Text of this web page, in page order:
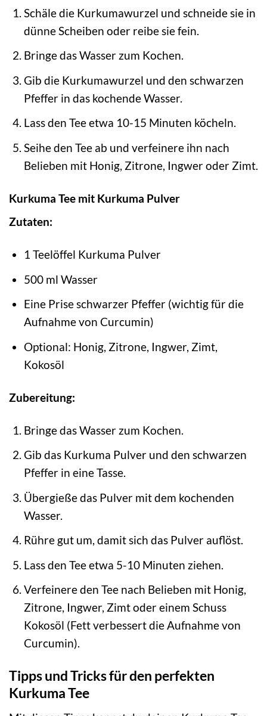
Schäle die Kurkumawurzel und schneide sie in
dünne Scheiben oder reibe sie fein.
Bringe das Wasser zum Kochen.
Gib die Kurkumawurzel und den schwarzen
Pfeffer in das kochende Wasser.
Lass den Tee etwa 10-15 Minuten köcheln.
Seihe den Tee ab und verfeinere ihn nach
Belieben mit Honig, Zitrone, Ingwer oder Zimt.
Kurkuma Tee mit Kurkuma Pulver
Zutaten:
1 Teelöffel Kurkuma Pulver
500 ml Wasser
Eine Prise schwarzer Pfeffer (wichtig für die
Aufnahme von Curcumin)
Optional: Honig, Zitrone, Ingwer, Zimt,
Kokosöl
Zubereitung:
Bringe das Wasser zum Kochen.
Gib das Kurkuma Pulver und den schwarzen
Pfeffer in eine Tasse.
Übergieße das Pulver mit dem kochenden
Wasser.
Rühre gut um, damit sich das Pulver auflöst.
Lass den Tee etwa 5-10 Minuten ziehen.
Verfeinere den Tee nach Belieben mit Honig,
Zitrone, Ingwer, Zimt oder einem Schuss
Kokosöl (Fett verbessert die Aufnahme von
Curcumin).
Tipps und Tricks für den perfekten
Kurkuma Tee